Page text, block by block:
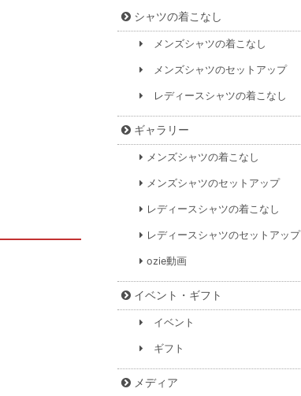
シャツの着こなし
メンズシャツの着こなし
メンズシャツのセットアップ
レディースシャツの着こなし
ギャラリー
メンズシャツの着こなし
メンズシャツのセットアップ
レディースシャツの着こなし
レディースシャツのセットアップ
ozie動画
イベント・ギフト
イベント
ギフト
メディア